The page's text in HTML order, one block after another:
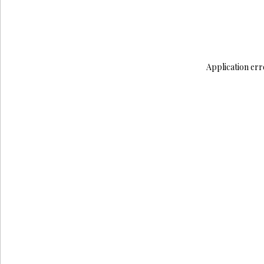
Application